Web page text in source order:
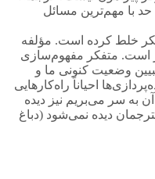
با مهم‌ترین مسائل
خلط کرده است. مؤلفه
است. متفکر مفهوم‌سازی
وضعیت کنونی ما و
احیاناً راه‌کارهایی
به سر می‌بریم نیز دیده
دیده نمی‌شود (دباغ